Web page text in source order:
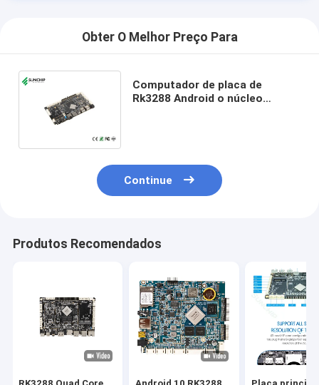
Obter O Melhor Preço Para
Computador de placa de
Rk3288 Android o núcleo
Continue
Produtos Recomendados